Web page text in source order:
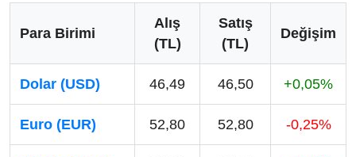
Para Birimi
Alış
(TL)
Satış
(TL)
Değişim
Dolar (USD) 46,49 46,50 +0,05%
Euro (EUR) 52,80 52,80 -0,25%